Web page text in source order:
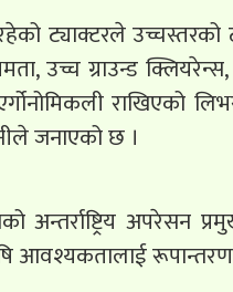
ट्याक्टरले उच्चस्तरको
उच्च ग्राउन्ड
राखिएको
जनाएको छ ।
अन्तर्राष्ट्रिय
रूपान्तरण